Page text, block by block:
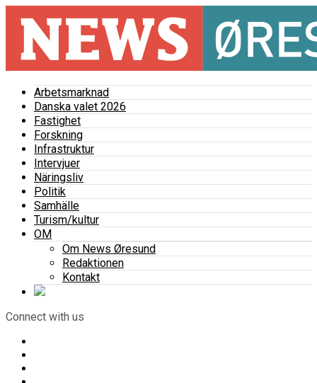
Arbetsmarknad
Danska valet 2026
Fastighet
Forskning
Infrastruktur
Intervjuer
Näringsliv
Politik
Samhälle
Turism/kultur
OM
Om News Øresund
Redaktionen
Kontakt
Connect with us